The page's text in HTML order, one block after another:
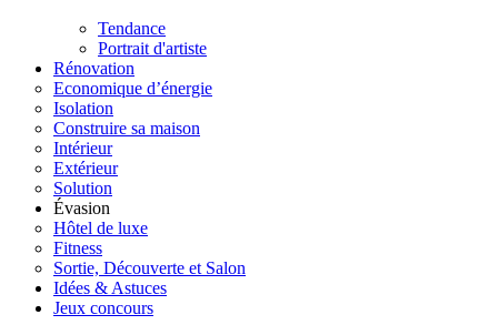
Tendance
Portrait d'artiste
Rénovation
Economique d’énergie
Isolation
Construire sa maison
Intérieur
Extérieur
Solution
Évasion
Hôtel de luxe
Fitness
Sortie, Découverte et Salon
Idées & Astuces
Jeux concours